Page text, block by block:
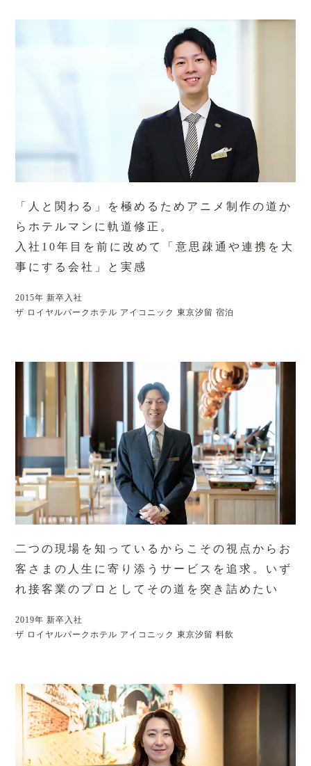
「人と関わる」を極めるためアニメ制作の道か
らホテルマンに軌道修正。
入社10年目を前に改めて「意思疎通や連携を大
事にする会社」と実感
2015年 新卒入社
ザ ロイヤルパークホテル アイコニック 東京汐留 宿泊
二つの現場を知っているからこその視点からお
客さまの人生に寄り添うサービスを追求。 いず
れ接客業のプロとしてその道を突き詰めたい
2019年 新卒入社
ザ ロイヤルパークホテル アイコニック 東京汐留 料飲